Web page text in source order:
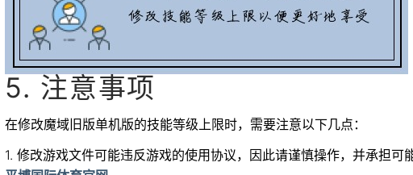
5. 注意事项
在修改魔域旧版单机版的技能等级上限时，需要注意以下几点：
1. 修改游戏文件可能违反游戏的使用协议，因此请谨慎操作，并承担可